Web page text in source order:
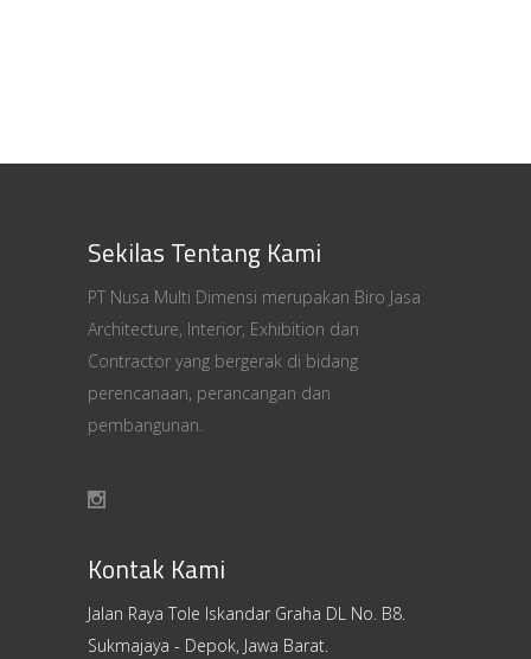
Sekilas Tentang Kami
PT Nusa Multi Dimensi merupakan Biro Jasa
Architecture, Interior, Exhibition dan
Contractor yang bergerak di bidang
perencanaan, perancangan dan
pembangunan.
Kontak Kami
Jalan Raya Tole Iskandar Graha DL No. B8.
Sukmajaya - Depok, Jawa Barat.